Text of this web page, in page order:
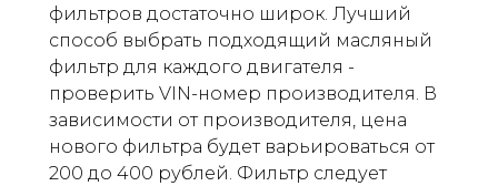
фильтров достаточно широк. Лучший
способ выбрать подходящий масляный
фильтр для каждого двигателя -
проверить VIN-номер производителя. В
зависимости от производителя, цена
нового фильтра будет варьироваться от
200 до 400 рублей. Фильтр следует